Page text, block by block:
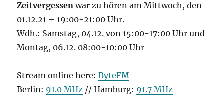
Zeitvergessenwar zu hören am Mittwoch, den
01.12.21 – 19:00-21:00 Uhr.
Wdh.: Samstag, 04.12. von 15:00-17:00 Uhr und
Montag, 06.12. 08:00-10:00 Uhr
Stream online here:ByteFM
Berlin: 91.0 MHz // Hamburg: 91.7 MHz